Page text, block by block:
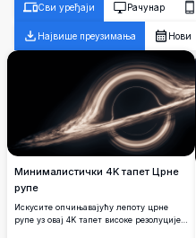
Сви уређаји Рачунар
Највише преузимања Нови
Минималистички 4K тапет Црне
рупе
Искусите опчињавајућу лепоту црне
рупе уз овај 4K тапет високе резолуције.